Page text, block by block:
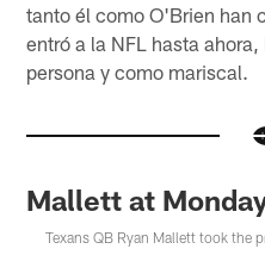
tanto él como O'Brien han
entró a la NFL hasta
persona y como mariscal.
Mallett at
Texans QB Ryan Mallett took the